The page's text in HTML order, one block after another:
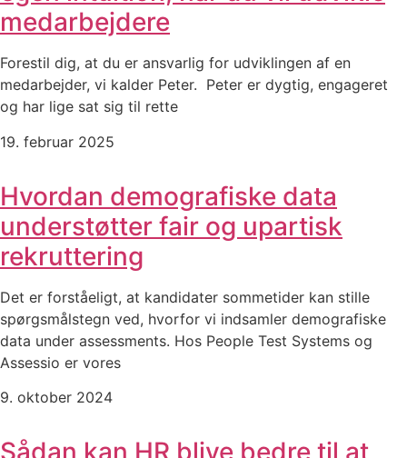
medarbejdere
Forestil dig, at du er ansvarlig for udviklingen af en
medarbejder, vi kalder Peter. Peter er dygtig, engageret
og har lige sat sig til rette
19. februar 2025
Hvordan demografiske data
understøtter fair og upartisk
rekruttering
Det er forståeligt, at kandidater sommetider kan stille
spørgsmålstegn ved, hvorfor vi indsamler demografiske
data under assessments. Hos People Test Systems og
Assessio er vores
9. oktober 2024
Sådan kan HR blive bedre til at